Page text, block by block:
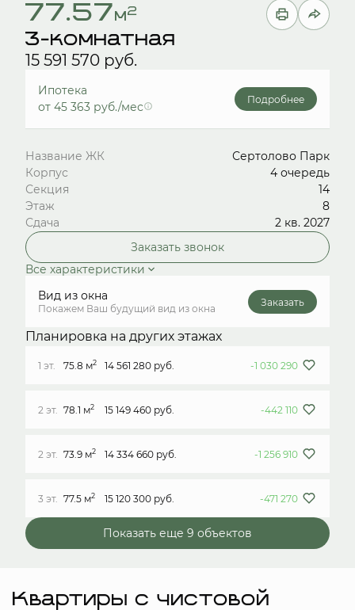
77.57м2
3-комнатная
15 591 570 руб.
Ипотека
от 45 363 руб./мес
Подробнее
Название ЖК
Сертолово Парк
Корпус
4 очередь
Секция
14
Этаж
8
Сдача
2 кв. 2027
Заказать звонок
Все характеристики
Вид из окна
Покажем Ваш будущий вид из окна
Заказать
Планировка на других этажах
1 эт. 75.8 м2 14 561 280 руб. -1 030 290
2 эт. 78.1 м2 15 149 460 руб. -442 110
2 эт. 73.9 м2 14 334 660 руб. -1 256 910
3 эт. 77.5 м2 15 120 300 руб. -471 270
Показать еще 9 объектов
Квартиры с чистовой